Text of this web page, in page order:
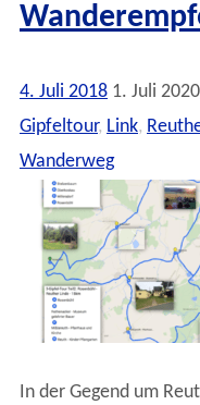
4. Juli 2018 1. Juli 2020
Gipfeltour, Link,
Wanderweg
In der Gegend um